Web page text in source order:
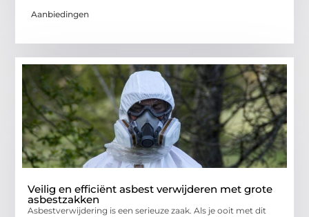
Aanbiedingen
Veilig en efficiënt asbest verwijderen met grote
asbestzakken
Asbestverwijdering is een serieuze zaak. Als je ooit met dit